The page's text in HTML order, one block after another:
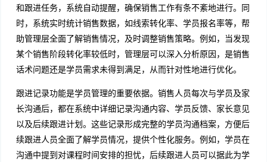
和跟进任务，系统自动提醒，确保销售工作有条不紊地进行。同
时，系统实时统计销售数据，如线索转化率、学员报名率等，帮
助管理层全面了解销售情况，及时调整销售策略。例如，当发现
某个销售阶段转化率较低时，管理层可以深入分析原因，是销售
话术问题还是学员需求未得到满足，从而针对性地进行优化。
跟进记录功能是学员管理的重要依据。销售人员每次与学员及家
长沟通后，都在系统中详细记录沟通内容、学员反馈、家长意见
以及后续跟进计划。这些记录形成完整的学员沟通档案，方便后
续跟进人员全面了解学员情况，提供个性化服务。例如，学员在
沟通中提到对课程时间安排的担忧，后续跟进人员可以据此为学